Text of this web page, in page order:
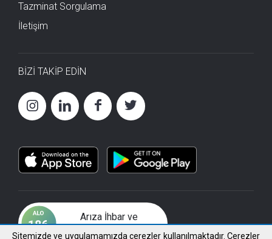
Tazminat Sorgulama
İletişim
BİZİ TAKİP EDİN
Arıza İhbar ve
Sitemizde ve uygulamamızda çerezler kullanılmaktadır. Çerezler